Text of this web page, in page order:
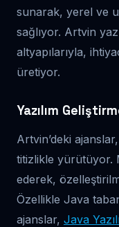
sunarak, yerel ve
sağlıyor. Artvin
altyapılarıyla,
üretiyor.
Yazılım
Artvin’deki
titizlikle yürütüyor.
ederek,
Özellikle Java
ajanslar, Java